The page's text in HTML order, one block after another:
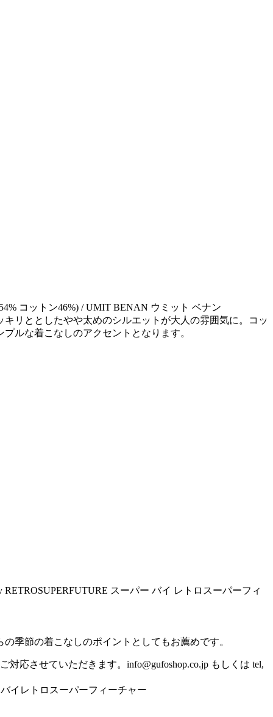
コットン46%) / UMIT BENAN ウミット ベナン
リととしたやや太めのシルエットが大人の雰囲気に。コッ
ルな着こなしのアクセントとなります。
スーパー バイ レトロスーパーフィ
季節の着こなしのポイントとしてもお薦めです。
応させていただきます。info@gufoshop.co.jp もしくは tel,
イレトロスーパーフィーチャー